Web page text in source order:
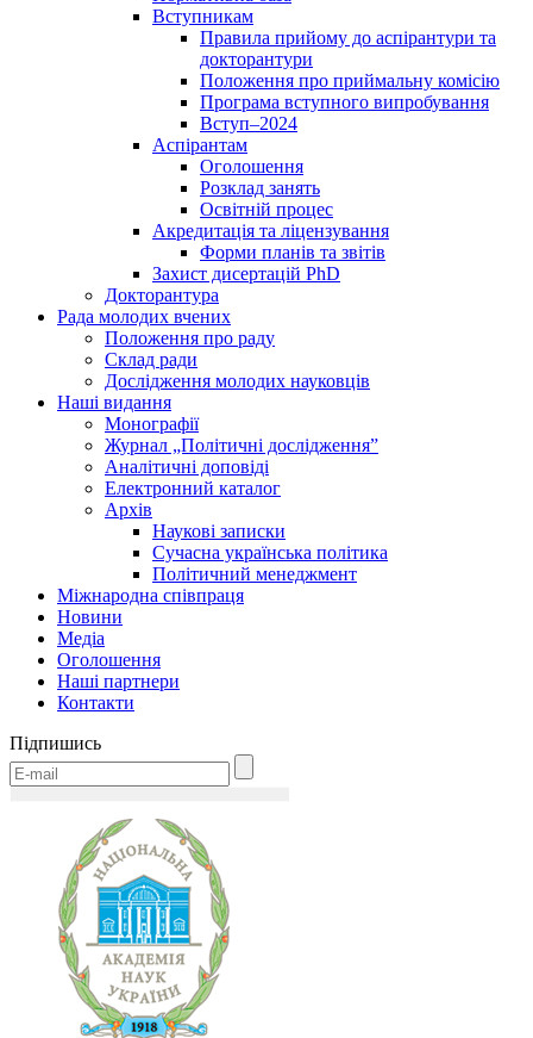
Вступникам
Правила прийому до аспірантури та
докторантури
Положення про приймальну комісію
Програма вступного випробування
Вступ–2024
Аспірантам
Оголошення
Розклад занять
Освітній процес
Акредитація та ліцензування
Форми планів та звітів
Захист дисертацій PhD
Докторантура
Рада молодих вчених
Положення про раду
Склад ради
Дослідження молодих науковців
Наші видання
Монографії
Журнал „Політичні дослідження”
Аналітичні доповіді
Електронний каталог
Архів
Наукові записки
Сучасна українська політика
Політичний менеджмент
Міжнародна співпраця
Новини
Медіa
Оголошення
Наші партнери
Контакти
Підпишись